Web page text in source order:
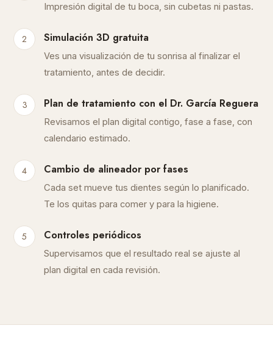
Impresión digital de tu boca, sin cubetas ni pastas.
Simulación 3D gratuita
Ves una visualización de tu sonrisa al finalizar el
tratamiento, antes de decidir.
Plan de tratamiento con el Dr. García Reguera
Revisamos el plan digital contigo, fase a fase, con
calendario estimado.
Cambio de alineador por fases
Cada set mueve tus dientes según lo planificado.
Te los quitas para comer y para la higiene.
Controles periódicos
Supervisamos que el resultado real se ajuste al
plan digital en cada revisión.